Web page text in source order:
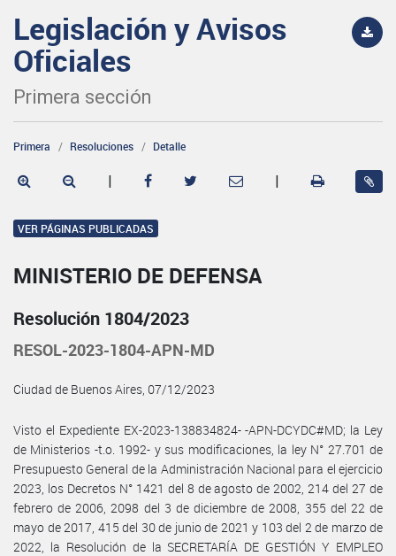
Legislación y Avisos
Oficiales
Primera sección
Primera Resoluciones Detalle
| |
VER PÁGINAS PUBLICADAS
MINISTERIO DE DEFENSA
Resolución 1804/2023
RESOL-2023-1804-APN-MD
Ciudad de Buenos Aires, 07/12/2023
Visto el Expediente EX-2023-138834824- -APN-DCYDC#MD; la Ley
de Ministerios -t.o. 1992- y sus modificaciones, la ley N° 27.701 de
Presupuesto General de la Administración Nacional para el ejercicio
2023, los Decretos N° 1421 del 8 de agosto de 2002, 214 del 27 de
febrero de 2006, 2098 del 3 de diciembre de 2008, 355 del 22 de
mayo de 2017, 415 del 30 de junio de 2021 y 103 del 2 de marzo de
2022, la Resolución de la SECRETARÍA DE GESTIÓN Y EMPLEO